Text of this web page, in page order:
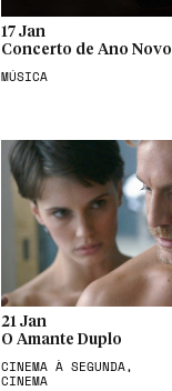
17 Jan
Concerto de Ano Novo
MÚSICA
21 Jan
O Amante Duplo
CINEMA À SEGUNDA,
CINEMA